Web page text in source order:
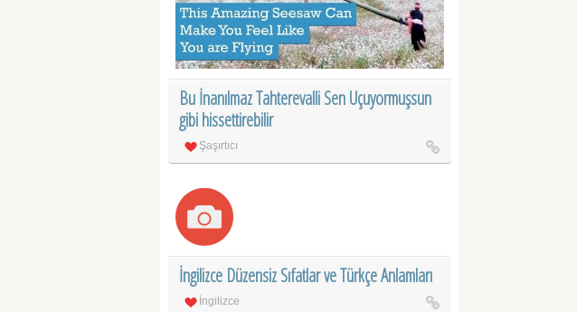
Bu İnanılmaz Tahterevalli Sen Uçuyormuşsun
gibi hissettirebilir
Şaşırtıcı
İngilizce Düzensiz Sıfatlar ve Türkçe Anlamları
İngilizce